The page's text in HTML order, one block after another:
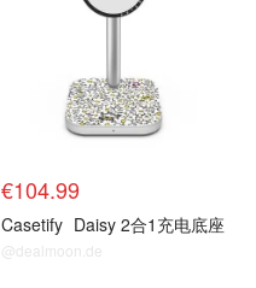
€104.99
Casetify Daisy 2合1充电底座
@dealmoon.de